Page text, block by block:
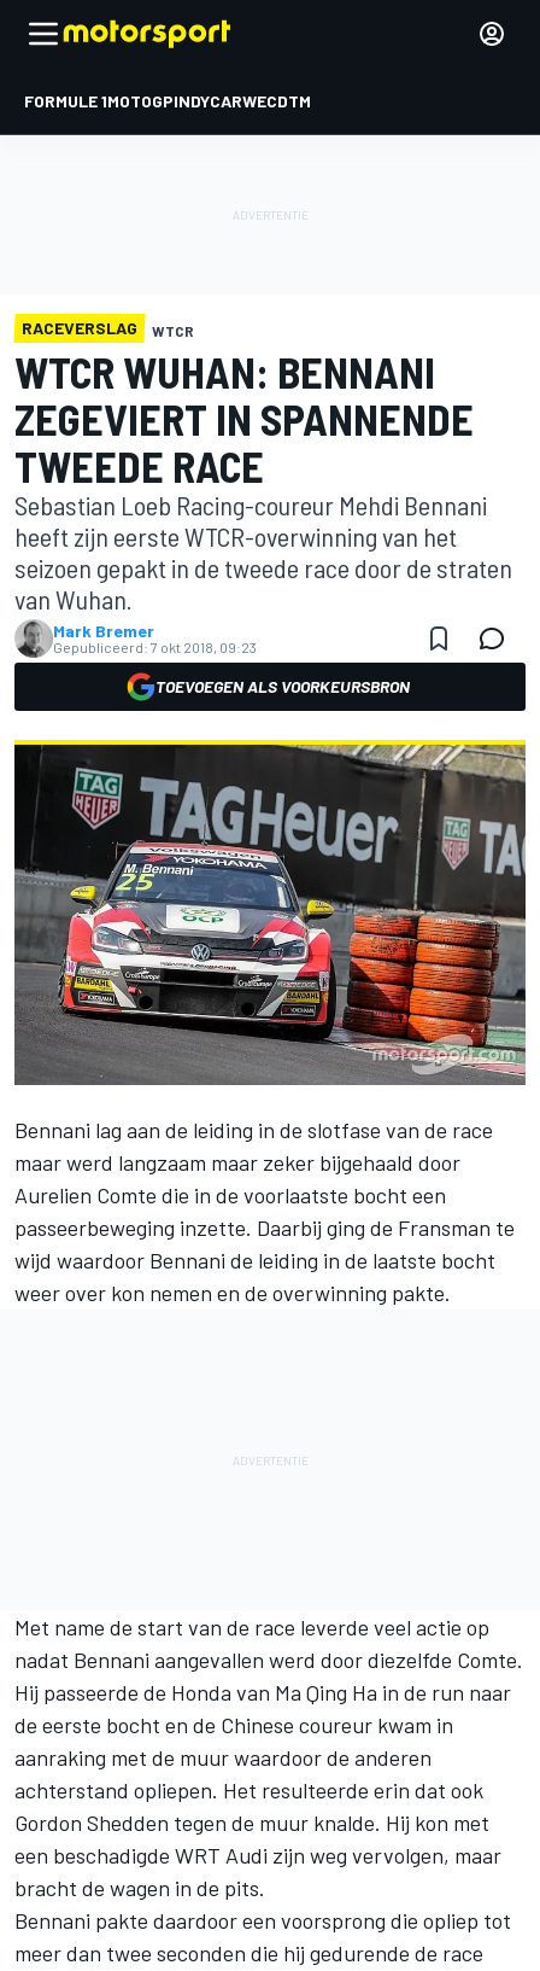
FORMULE 1MOTOGPINDYCARWECDTM
RACEVERSLAG WTCR
WTCR WUHAN: BENNANI
ZEGEVIERT IN SPANNENDE
TWEEDE RACE
Sebastian Loeb Racing-coureur Mehdi Bennani
heeft zijn eerste WTCR-overwinning van het
seizoen gepakt in de tweede race door de straten
van Wuhan.
Mark Bremer
Gepubliceerd: 7 okt 2018, 09:23
TOEVOEGEN ALS VOORKEURSBRON
Bennani lag aan de leiding in de slotfase van de race
maar werd langzaam maar zeker bijgehaald door
Aurelien Comte die in de voorlaatste bocht een
passeerbeweging inzette. Daarbij ging de Fransman te
wijd waardoor Bennani de leiding in de laatste bocht
weer over kon nemen en de overwinning pakte.
Met name de start van de race leverde veel actie op
nadat Bennani aangevallen werd door diezelfde Comte.
Hij passeerde de Honda van Ma Qing Ha in de run naar
de eerste bocht en de Chinese coureur kwam in
aanraking met de muur waardoor de anderen
achterstand opliepen. Het resulteerde erin dat ook
Gordon Shedden tegen de muur knalde. Hij kon met
een beschadigde WRT Audi zijn weg vervolgen, maar
bracht de wagen in de pits.
Bennani pakte daardoor een voorsprong die opliep tot
meer dan twee seconden die hij gedurende de race